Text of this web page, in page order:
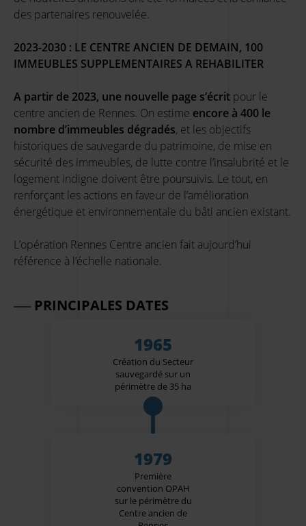
des partenaires renouvelée.
2023-2030 : LE CENTRE ANCIEN DE DEMAIN, 100
IMMEUBLES SUPPLEMENTAIRES A REHABILITER
A partir de 2023, une nouvelle page s’écrit pour le
centre ancien de Rennes. On estime encore à 400 le
nombre d’immeubles dégradés, et les objectifs
historiques de sauvegarde du patrimoine, de mise en
sécurité des immeubles, de lutte contre l’insalubrité et le
logement indigne doivent être poursuivis. Le tout, en
renforçant les actions en faveur de l’amélioration
énergétique et environnementale du bâti ancien existant.
L’opération Rennes Centre ancien fait aujourd’hui
référence à l’échelle nationale.
PRINCIPALES DATES
1965
Création du Secteur
sauvegardé sur un
périmètre de 35 ha
1979
Première
convention OPAH
sur le périmètre du
Centre ancien de